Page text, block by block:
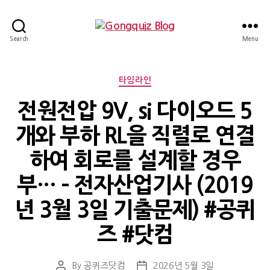
Search Menu
Categories
타임라인
전원전압 9V, si 다이오드 5
개와 부하 RL을 직렬로 연결
하여 회로를 설계할 경우
부… – 전자산업기사 (2019
년 3월 3일 기출문제) #공퀴
즈 #닷컴
PostBy 공퀴즈닷컴
Post2026년 5월 3일